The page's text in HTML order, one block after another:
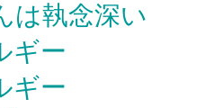
執念深い
ギー
ギー